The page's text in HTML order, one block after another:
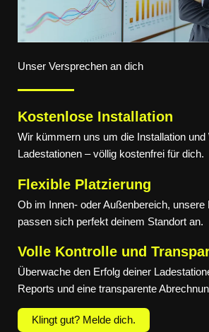
Unser Versprechen an dich
Kostenlose Installation
Wir kümmern uns um die Installation und
Ladestationen – völlig kostenfrei für dich.
Flexible Platzierung
Ob im Innen- oder Außenbereich, unsere
passen sich perfekt deinem Standort an.
Volle Kontrolle und
Überwache den Erfolg deiner
Reports und eine transparente
Klingt gut? Melde dich.